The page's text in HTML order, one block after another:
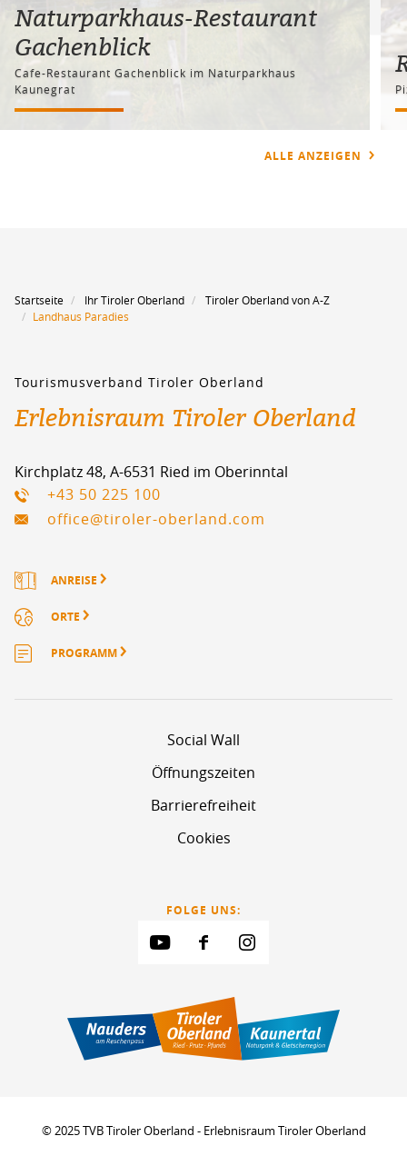
Naturparkhaus-Restaurant
Gachenblick
Cafe-Restaurant Gachenblick im Naturparkhaus
Kaunegrat
ALLE ANZEIGEN
Startseite Ihr Tiroler Oberland
Tiroler Oberland von A-Z
Landhaus Paradies
Tourismusverband Tiroler Oberland
Erlebnisraum Tiroler Oberland
Kirchplatz 48, A-6531 Ried im Oberinntal
+43 50 225 100
office@tiroler-oberland.com
ANREISE
ORTE
PROGRAMM
Social Wall
Öffnungszeiten
Barrierefreiheit
Cookies
FOLGE UNS:
© 2025 TVB Tiroler Oberland - Erlebnisraum Tiroler Oberland